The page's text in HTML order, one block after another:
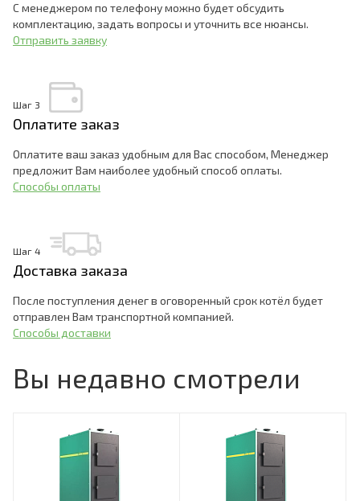
С менеджером по телефону можно будет обсудить
комплектацию, задать вопросы и уточнить все нюансы.
Отправить заявку
Шаг 3
Оплатите заказ
Оплатите ваш заказ удобным для Вас способом, Менеджер
предложит Вам наиболее удобный способ оплаты.
Способы оплаты
Шаг 4
Доставка заказа
После поступления денег в оговоренный срок котёл будет
отправлен Вам транспортной компанией.
Способы доставки
Вы недавно смотрели